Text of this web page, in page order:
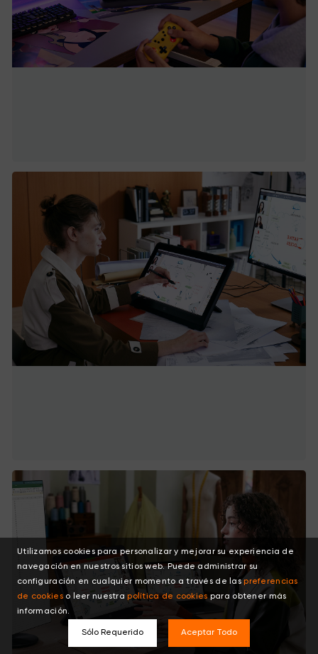
Utilizamos cookies para personalizar y mejorar su experiencia de
navegación en nuestros sitios web. Puede administrar su
configuración en cualquier momento a través de laspreferencias
de cookieso leer nuestrapolítica de cookies para obtener más
información.
Sólo Requerido Aceptar Todo